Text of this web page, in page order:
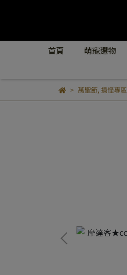
首頁 萌寵選物
萬聖節, 搞怪專區